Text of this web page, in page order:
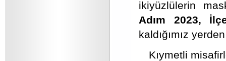
ikiyüzlülerin
Adım 2023,
kaldığımız
Kıymetli